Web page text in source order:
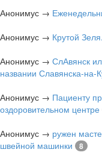
Анонимус →
Анонимус → Крутой Зеля.
Анонимус → СлАвянск
названии Славянска-на-
Анонимус → Пациенту
оздоровительном центре
Анонимус → ружен
швейной машинки
8